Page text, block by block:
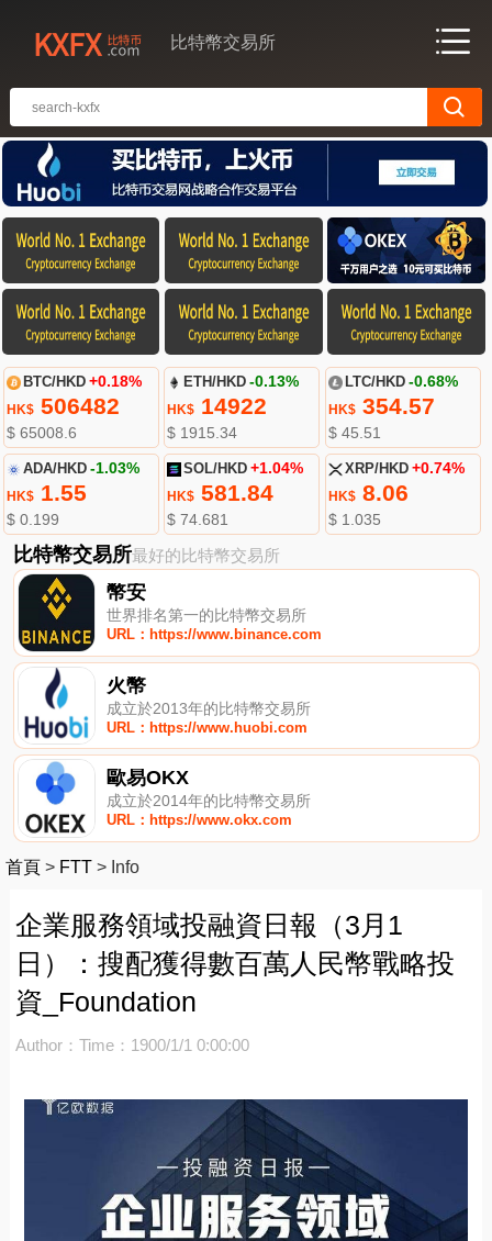
比特幣交易所
BTC/HKD +0.18%
HK$506482
$ 65008.6
ETH/HKD -0.13%
HK$ 14922
$ 1915.34
LTC/HKD -0.68%
HK$354.57
$ 45.51
ADA/HKD -1.03%
HK$1.55
$ 0.199
SOL/HKD +1.04%
HK$ 581.84
$ 74.681
XRP/HKD +0.74%
HK$8.06
$ 1.035
比特幣交易所最好的比特幣交易所
幣安
世界排名第一的比特幣交易所
URL：https://www.binance.com
火幣
成立於2013年的比特幣交易所
URL：https://www.huobi.com
歐易OKX
成立於2014年的比特幣交易所
URL：https://www.okx.com
首頁 > FTT > Info
企業服務領域投融資日報（3月1
日）：搜配獲得數百萬人民幣戰略投
資_Foundation
Author： Time：1900/1/1 0:00:00